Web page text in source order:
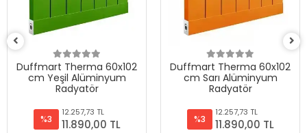
Duffmart Therma 60x102
cm Yeşil Alüminyum
Radyatör
%3
12.257,73 TL
11.890,00 TL
Duffmart Therma 60x102
cm Sarı Alüminyum
Radyatör
%3
12.257,73 TL
11.890,00 TL